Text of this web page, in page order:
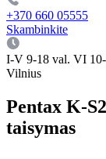
+370 660 05555
Skambinkite
I-V 9-18 val. VI
Vilnius
Pentax K-
taisymas